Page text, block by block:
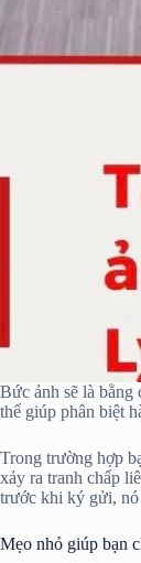
Bức ảnh sẽ là
thể giúp phân biệt
Trong trường hợp
xảy ra tranh chấp
trước khi ký gửi, nó
Mẹo nhỏ giúp bạn